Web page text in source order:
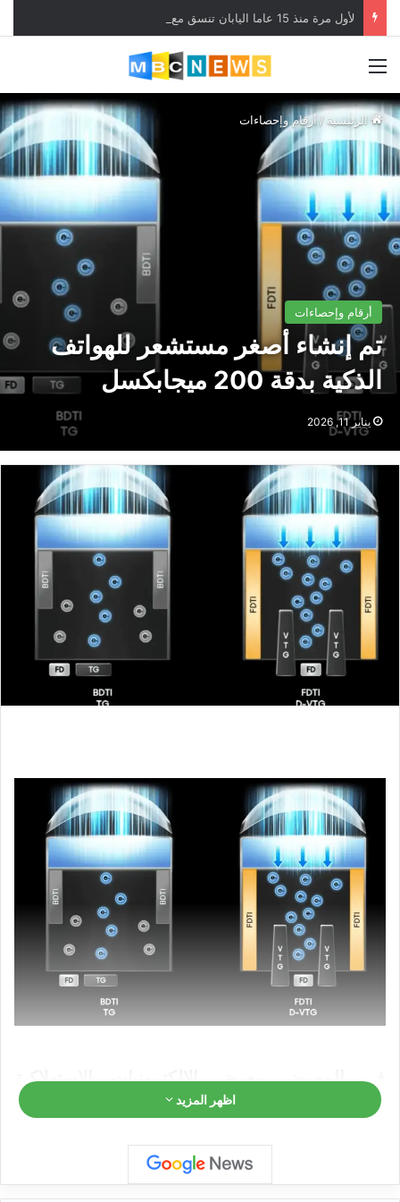
لأول مرة منذ 15 عاما اليابان تنسق مع الولايات المتحدة لدعم الين
الرئيسية/أرقام وإحصاءات
أرقام وإحصاءات
تم إنشاء أصغر مستشعر للهواتف
الذكية بدقة 200 ميجابكسل
يناير 11, 2026
في المعرض معرض الالكترونيات الاستهلاكية
2026، وهو أكبر معرض للإلكترونيات الاستهلاكية
بدقة
200 ميجابكسل، تم تطويرها
اظهر المزيد